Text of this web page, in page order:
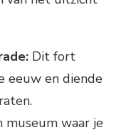
Dit fort
eeuw en diende
museum waar je